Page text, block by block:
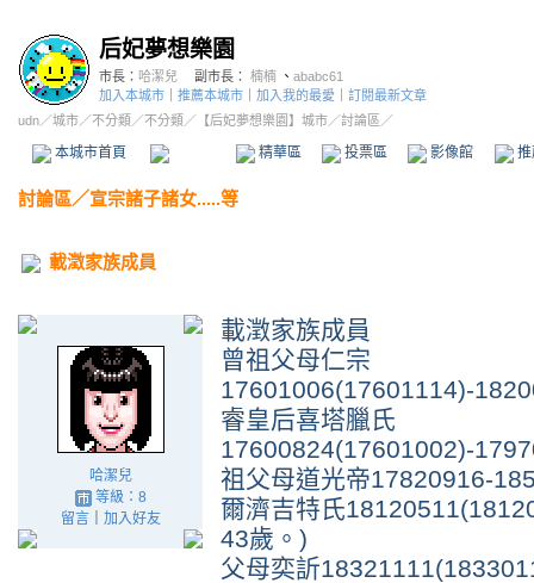
后妃夢想樂園
市長： 哈潔兒 副市長： 楠楠 、 ababc61
加入本城市
推薦本城市 加入我的最愛
訂閱最新文章
udn／城市／不分類 ／不分類 ／ 【后妃夢想樂園】城市／討論區／
本城市首頁 精華區 投票區 影像館
討論區／宣宗諸子諸女.....等
載澂家族成員
哈潔兒
等級：8
留言｜ 加入好友
載澂家族成員
曾祖父母仁宗
17601006(17601114)-
睿皇后喜塔臘氏
17600824(17601002)-
祖父母道光帝17820916-
爾濟吉特氏
43歲。)
父母奕訢